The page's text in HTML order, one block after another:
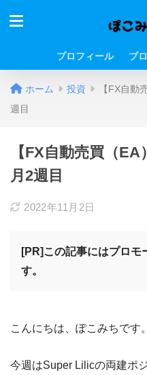
プロフィール ブ
ホーム 投資
【FX自動
週目
【FX自動売買（
月2週目
2022年11月2日
[PR]この記事にはプロモ
す。
こんにちは、ぽこみちです。
今週はSuper Lilicの両建ポ